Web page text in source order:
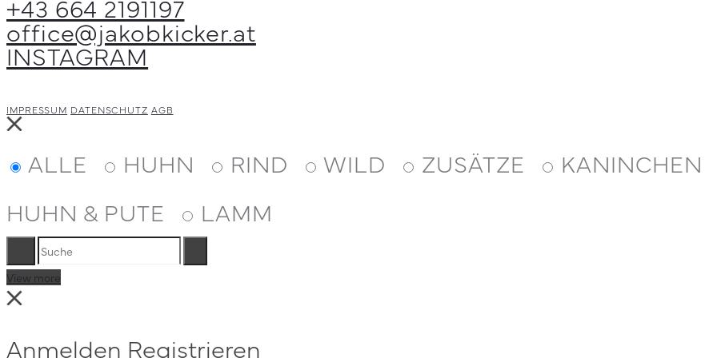
können
auf
der
+43 664 2191197
office@jakobkicker.at
INSTAGRAM
IMPRESSUM DATENSCHUTZ AGB
Close
ALLE HUHN RIND WILD ZUSÄTZE KANINCHEN
HUHN & PUTE
LAMM
Suche
View more
Close
Anmelden Registrieren